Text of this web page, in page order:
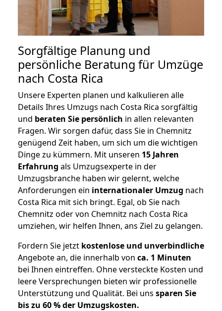
Sorgfältige Planung und
persönliche Beratung für Umzüge
nach Costa Rica
Unsere Experten planen und kalkulieren alle
Details Ihres Umzugs nach Costa Rica sorgfältig
und beraten Sie persönlich in allen relevanten
Fragen. Wir sorgen dafür, dass Sie in Chemnitz
genügend Zeit haben, um sich um die wichtigen
Dinge zu kümmern. Mit unseren 15 Jahren
Erfahrung als Umzugsexperte in der
Umzugsbranche haben wir gelernt, welche
Anforderungen ein internationaler Umzug nach
Costa Rica mit sich bringt. Egal, ob Sie nach
Chemnitz oder von Chemnitz nach Costa Rica
umziehen, wir helfen Ihnen, ans Ziel zu gelangen.
Fordern Sie jetzt kostenlose und unverbindliche
Angebote an, die innerhalb von ca. 1 Minuten
bei Ihnen eintreffen. Ohne versteckte Kosten und
leere Versprechungen bieten wir professionelle
Unterstützung und Qualität. Bei uns sparen Sie
bis zu 60 % der Umzugskosten.